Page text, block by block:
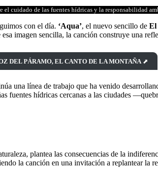
cuidado de las fuentes hídricas y la responsabilidad
con el día. ‘Aqua’, el nuevo sencillo de El
esa imagen sencilla, la canción construye una
DEL PÁRAMO, EL CANTO DE LA MONTAÑA⬈
una línea de trabajo que ha venido
fuentes hídricas cercanas a las ciudades
plantea las consecuencias de la
la canción en una invitación a replantear la